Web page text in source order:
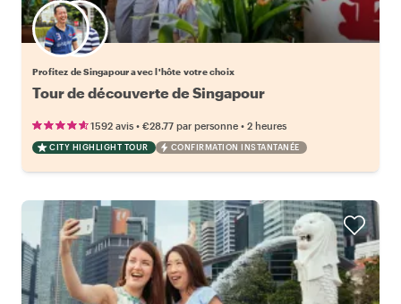
Choisissez votre local favori
Profitez de Singapour avec l'hôte votre choix
Tour de découverte de Singapour
1592 avis • €28.77 par personne • 2 heures
CITY HIGHLIGHT TOUR CONFIRMATION INSTANTANÉE